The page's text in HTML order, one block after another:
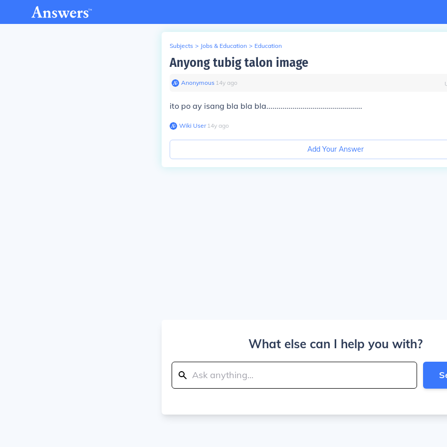
Subjects > Jobs & Education > Education
Anyong tubig talon image
Anonymous∙ 14y ago
ito po ay isang bla bla bla................................................
Wiki User∙14y ago
Add Your Answer
What else can I help you with?